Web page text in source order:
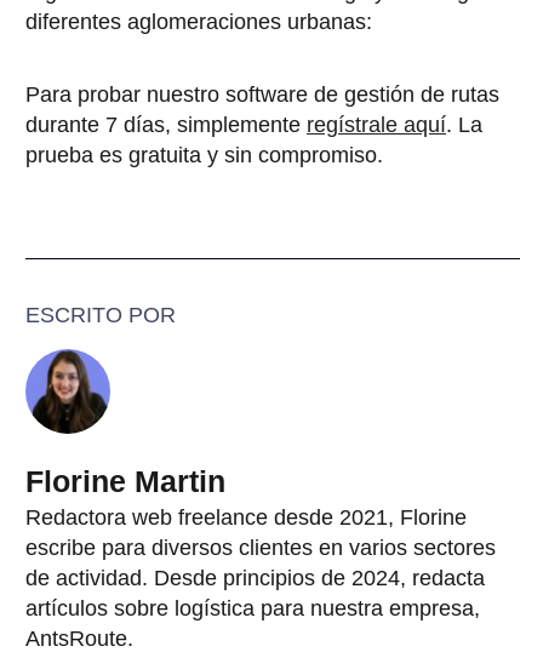
diferentes aglomeraciones urbanas:
Para probar nuestro software de gestión de rutas
durante 7 días, simplemente regístrale aquí. La
prueba es gratuita y sin compromiso.
ESCRITO POR
Florine Martin
Redactora web freelance desde 2021, Florine
escribe para diversos clientes en varios sectores
de actividad. Desde principios de 2024, redacta
artículos sobre logística para nuestra empresa,
AntsRoute.